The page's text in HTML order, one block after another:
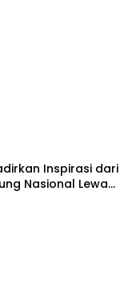
Inspirasi dari
Nasional Lewat